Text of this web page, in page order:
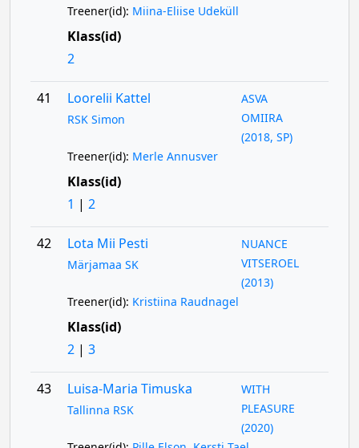
Treener(id): Miina-Eliise Udeküll
Klass(id)
2
41 Loorelii Kattel
RSK Simon
ASVA
OMIIRA
(2018, SP)
Treener(id): Merle Annusver
Klass(id)
1 | 2
42 Lota Mii Pesti
Märjamaa SK
NUANCE
VITSEROEL
(2013)
Treener(id): Kristiina Raudnagel
Klass(id)
2| 3
43 Luisa-Maria Timuska
Tallinna RSK
WITH
PLEASURE
(2020)